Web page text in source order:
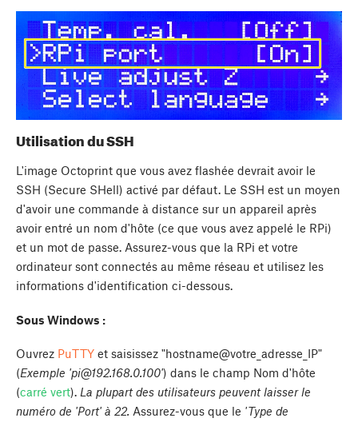
Utilisation du SSH
L'image Octoprint que vous avez flashée devrait avoir le
SSH (Secure SHell) activé par défaut. Le SSH est un moyen
d'avoir une commande à distance sur un appareil après
avoir entré un nom d'hôte (ce que vous avez appelé le RPi)
et un mot de passe. Assurez-vous que la RPi et votre
ordinateur sont connectés au même réseau et utilisez les
informations d'identification ci-dessous.
Sous Windows :
Ouvrez PuTTY et saisissez "hostname@votre_adresse_IP"
(Exemple 'pi@192.168.0.100') dans le champ Nom d'hôte
(carré vert). La plupart des utilisateurs peuvent laisser le
numéro de 'Port' à 22. Assurez-vous que le 'Type de